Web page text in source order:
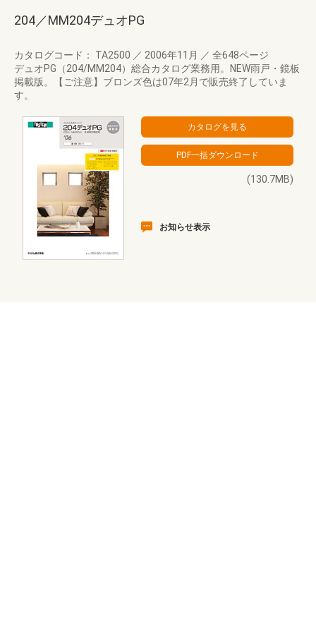
204／MM204デュオPG
カタログコード： TA2500 ／ 2006年11月 ／ 全648ページ
デュオPG（204/MM204）総合カタログ業務用。NEW雨戸・鏡板
掲載版。【ご注意】ブロンズ色は07年2月で販売終了していま
す。
(130.7MB)
お知らせ表示